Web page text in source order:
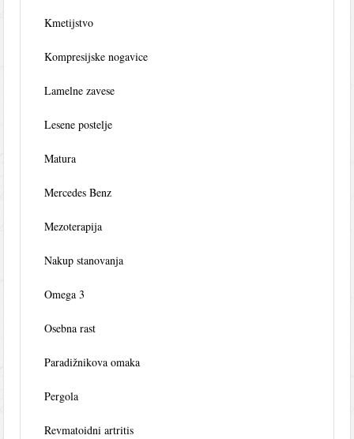
Kmetijstvo
Kompresijske nogavice
Lamelne zavese
Lesene postelje
Matura
Mercedes Benz
Mezoterapija
Nakup stanovanja
Omega 3
Osebna rast
Paradižnikova omaka
Pergola
Revmatoidni artritis